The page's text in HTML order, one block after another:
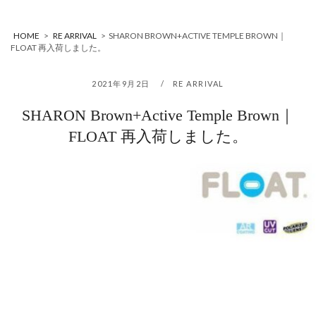
HOME > RE ARRIVAL > SHARON BROWN+ACTIVE TEMPLE BROWN｜
FLOAT 再入荷しました。
2021年9月2日 RE ARRIVAL
SHARON Brown+Active Temple Brown｜
FLOAT 再入荷しました。